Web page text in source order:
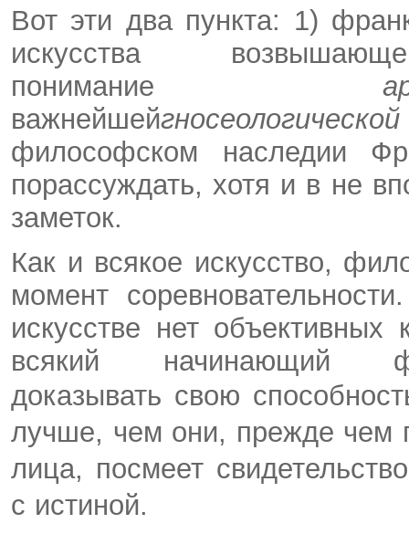
Вот эти два пункта: 1)
искусства
понимание
важнейшей
философском наследии
порассуждать, хотя и в не
заметок.
Как и всякое искусство,
момент
искусстве нет объективных
всякий начинающий
доказывать свою
лучше, чем они, прежде чем
лица, посмеет
с истиной.